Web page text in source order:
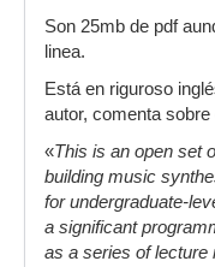
Son 25mb de pdf
linea.
Está en riguroso
autor, comenta
«This is an open set
building music
for undergraduate-
a significant
as a series of lecture